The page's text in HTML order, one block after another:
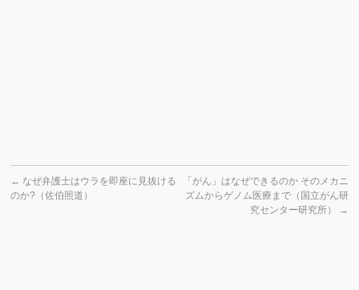
← なぜ弁護士はウラを即座に見抜ける
のか?（佐伯照道）
「がん」はなぜできるのか そのメカニ
ズムからゲノム医療まで（国立がん研
究センター研究所）
→